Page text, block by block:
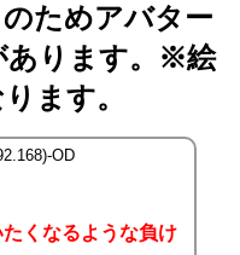
ためアバター
あります。※絵
ます。
OD
くなるような負け